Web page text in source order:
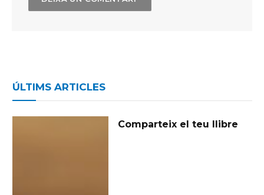
ÚLTIMS ARTICLES
Comparteix el teu llibre